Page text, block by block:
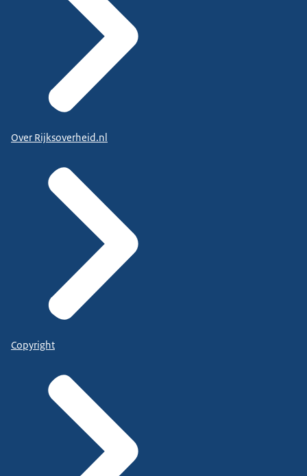
Over Rijksoverheid.nl
Copyright